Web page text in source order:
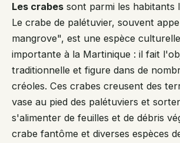
Les crabes sont parmi les habitants
Le crabe de palétuvier, souvent
mangrove", est une espèce
importante à la Martinique : il fait
traditionnelle et figure dans de
créoles. Ces crabes creusent des
vase au pied des palétuviers et
s'alimenter de feuilles et de débris
crabe fantôme et diverses espèces